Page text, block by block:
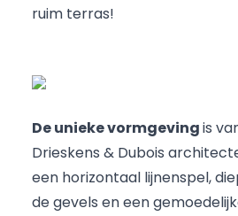
ruim terras!
De unieke vormgevingis
Drieskens & Dubois
een horizontaal lijnenspel,
de gevels en een